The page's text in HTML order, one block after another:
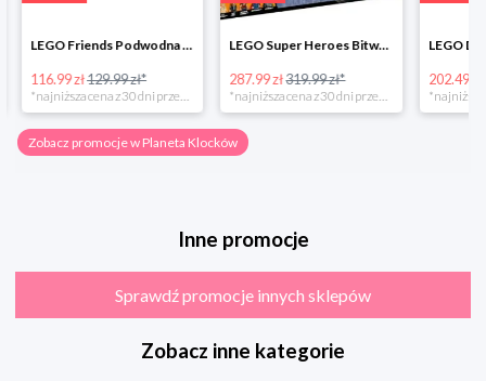
LEGO Friends Podwodna Frajda w super cenie
116.99 zł129.99 zł*
*najniższa cena z 30 dni przed obniżką
LEGO Super Heroes Bitwa powietrzna w super cenie
287.99 zł319.99 zł*
*najniższa cena z 30 dni przed obniżką
202.49 zł
Zobacz promocje w Planeta Klocków
Inne promocje
Sprawdź promocje innych sklepów
Zobacz inne kategorie